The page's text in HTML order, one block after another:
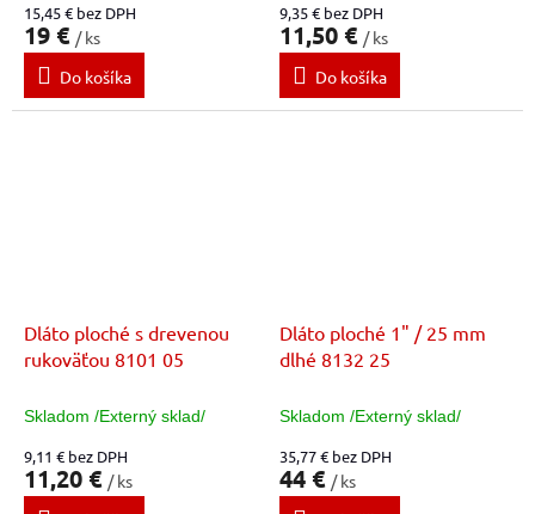
15,45 € bez DPH
19 € / ks
Do košíka
9,35 € bez DPH
11,50 € / ks
Do košíka
Dláto ploché s drevenou
rukoväťou 8101 05
Skladom /Externý sklad/
9,11 € bez DPH
11,20 € / ks
Dláto ploché 1" / 25 mm
dlhé 8132 25
Skladom /Externý sklad/
35,77 € bez DPH
44 € / ks